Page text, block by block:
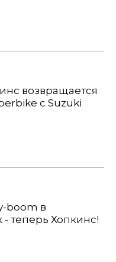
возвращается
с Suzuki
boom в
- теперь Хопкинс!